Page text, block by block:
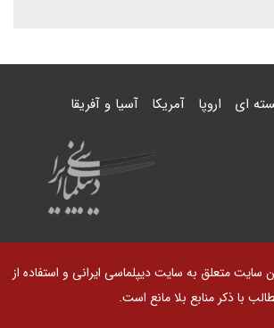
ای اروپا آمریکا آسیا و آفریقا
سایت متعلق به سایت دیپلماسی ایرانی و استفاده از
با ذکر منابع بلا مانع است.